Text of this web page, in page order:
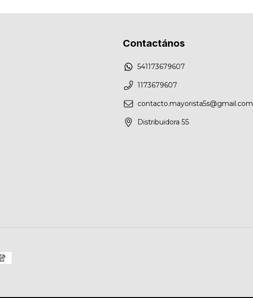
Contactános
541173679607
1173679607
contacto.mayorista5s@gmail.com
Distribuidora 5S